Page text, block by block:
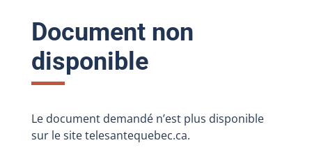
Document non
disponible
Le document demandé n’est plus disponible
sur le site telesantequebec.ca.